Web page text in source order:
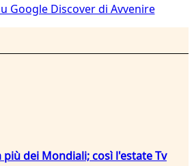
Google Discover di Avvenire
dei Mondiali; così l'estate Tv